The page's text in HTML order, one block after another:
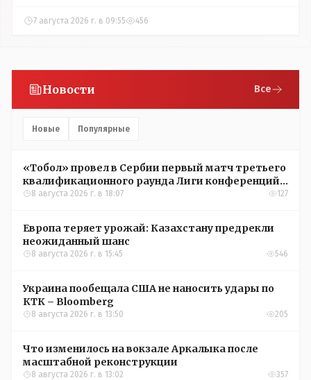
7 августа 2026 г. в 09:55 456
Новости Все
Новые Популярные
«Тобол» провел в Сербии первый матч третьего
квалификационного раунда Лиги конференций
УЕФА
8 августа 2026 г. в 18:07 127
Европа теряет урожай: Казахстану предрекли
неожиданный шанс
8 августа 2026 г. в 15:45 546
Украина пообещала США не наносить удары по
КТК – Bloomberg
8 августа 2026 г. в 13:50 205
Что изменилось на вокзале Аркалыка после
масштабной реконструкции
8 августа 2026 г. в 13:02 357